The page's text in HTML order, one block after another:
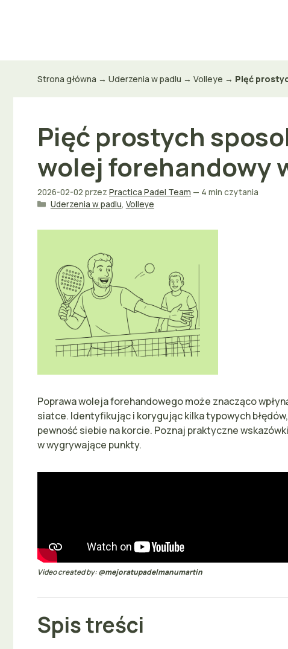
Strona główna → Uderzenia w padlu → Volleye → Pięć
Pięć prostych
wolej forehandowy
2026-02-02 przez Practica Padel Team — 4 min czytania
Kategorie
Uderzenia w padlu, Volleye
Poprawa woleja forehandowego może znacząco
siatce. Identyfikując i korygując kilka typowych
pewność siebie na korcie. Poznaj praktyczne
w wygrywające punkty.
Video created by:@mejoratupadelmanumartin
Spis treści